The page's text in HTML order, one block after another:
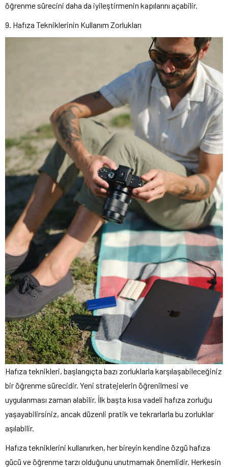
öğrenme sürecini daha da iyileştirmenin kapılarını açabilir.
9. Hafıza Tekniklerinin Kullanım Zorlukları
Hafıza teknikleri, başlangıçta bazı zorluklarla karşılaşabileceğiniz
bir öğrenme sürecidir. Yeni stratejelerin öğrenilmesi ve
uygulanması zaman alabilir. İlk başta kısa vadeli hafıza zorluğu
yaşayabilirsiniz, ancak düzenli pratik ve tekrarlarla bu zorluklar
aşılabilir.
Hafıza tekniklerini kullanırken, her bireyin kendine özgü hafıza
gücü ve öğrenme tarzı olduğunu unutmamak önemlidir. Herkesin